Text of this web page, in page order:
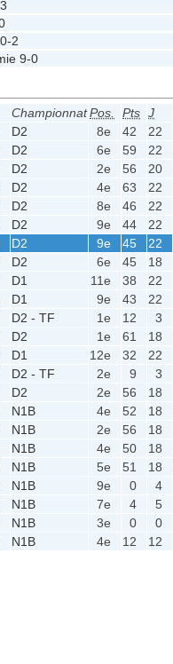
0-2
9-0
ChampionnatPos. Pts J
D2 8e 42 22
D2 6e 59 22
D2 2e 56 20
D2 4e 63 22
D2 8e 46 22
D2 9e 44 22
D2 9e 45 22
D2 6e 45 18
D1 11e 38 22
D1 9e 43 22
D2 - TF 1e 12 3
D2 1e 61 18
D1 12e 32 22
D2 - TF 2e 9 3
D2 2e 56 18
N1B 4e 52 18
N1B 2e 56 18
N1B 4e 50 18
N1B 5e 51 18
N1B 9e 0 4
N1B 7e 4 5
N1B 3e 0 0
N1B 4e 12 12